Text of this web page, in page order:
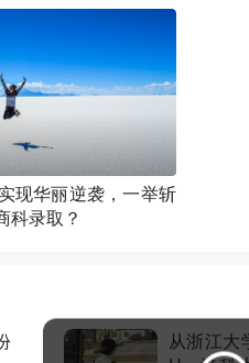
Policy
in Business Analytics
in Law
现华丽逆袭，一举斩
科录取？
从浙江大